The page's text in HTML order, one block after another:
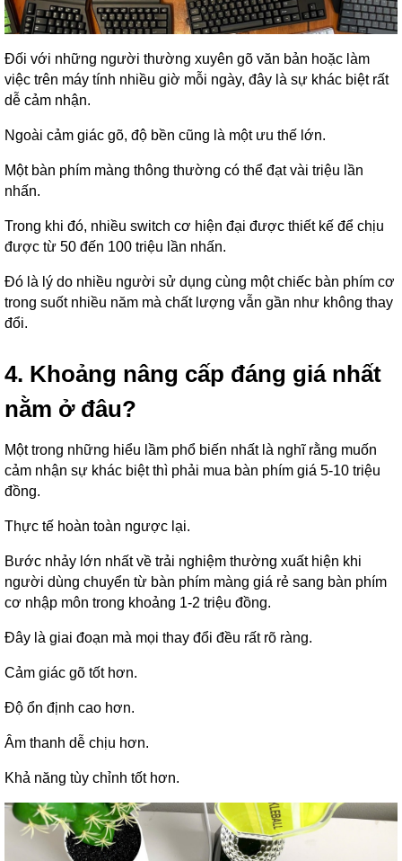
Đối với những người thường xuyên gõ văn bản hoặc làm
việc trên máy tính nhiều giờ mỗi ngày, đây là sự khác biệt rất
dễ cảm nhận.
Ngoài cảm giác gõ, độ bền cũng là một ưu thế lớn.
Một bàn phím màng thông thường có thể đạt vài triệu lần
nhấn.
Trong khi đó, nhiều switch cơ hiện đại được thiết kế để chịu
được từ 50 đến 100 triệu lần nhấn.
Đó là lý do nhiều người sử dụng cùng một chiếc bàn phím cơ
trong suốt nhiều năm mà chất lượng vẫn gần như không thay
đổi.
4. Khoảng nâng cấp đáng giá nhất
nằm ở đâu?
Một trong những hiểu lầm phổ biến nhất là nghĩ rằng muốn
cảm nhận sự khác biệt thì phải mua bàn phím giá 5-10 triệu
đồng.
Thực tế hoàn toàn ngược lại.
Bước nhảy lớn nhất về trải nghiệm thường xuất hiện khi
người dùng chuyển từ bàn phím màng giá rẻ sang bàn phím
cơ nhập môn trong khoảng 1-2 triệu đồng.
Đây là giai đoạn mà mọi thay đổi đều rất rõ ràng.
Cảm giác gõ tốt hơn.
Độ ổn định cao hơn.
Âm thanh dễ chịu hơn.
Khả năng tùy chỉnh tốt hơn.